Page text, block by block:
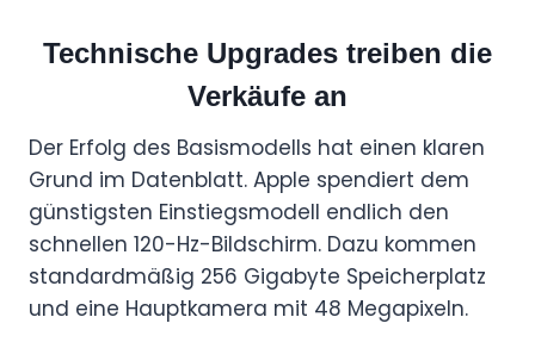
Technische Upgrades treiben die
Verkäufe an
Der Erfolg des Basismodells hat einen klaren
Grund im Datenblatt. Apple spendiert dem
günstigsten Einstiegsmodell endlich den
schnellen 120-Hz-Bildschirm. Dazu kommen
standardmäßig 256 Gigabyte Speicherplatz
und eine Hauptkamera mit 48 Megapixeln.